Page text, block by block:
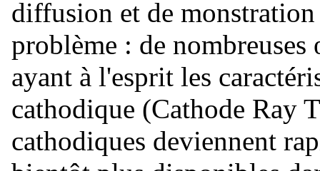
diffusion et de
problème : de
ayant à l'esprit les
cathodique (Cathode Ray
cathodiques deviennent